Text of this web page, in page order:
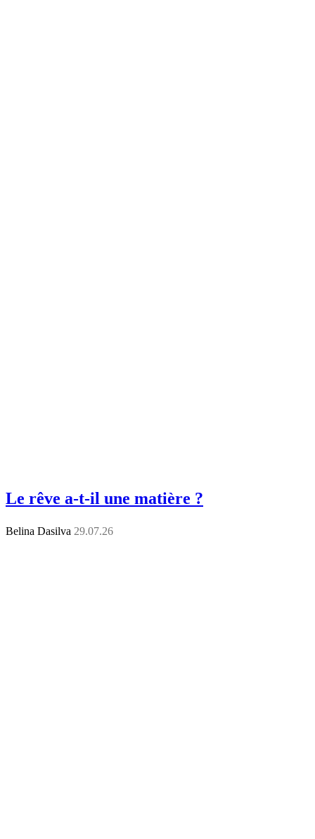
Le rêve a-t-il une matière ?
Belina Dasilva 29.07.26